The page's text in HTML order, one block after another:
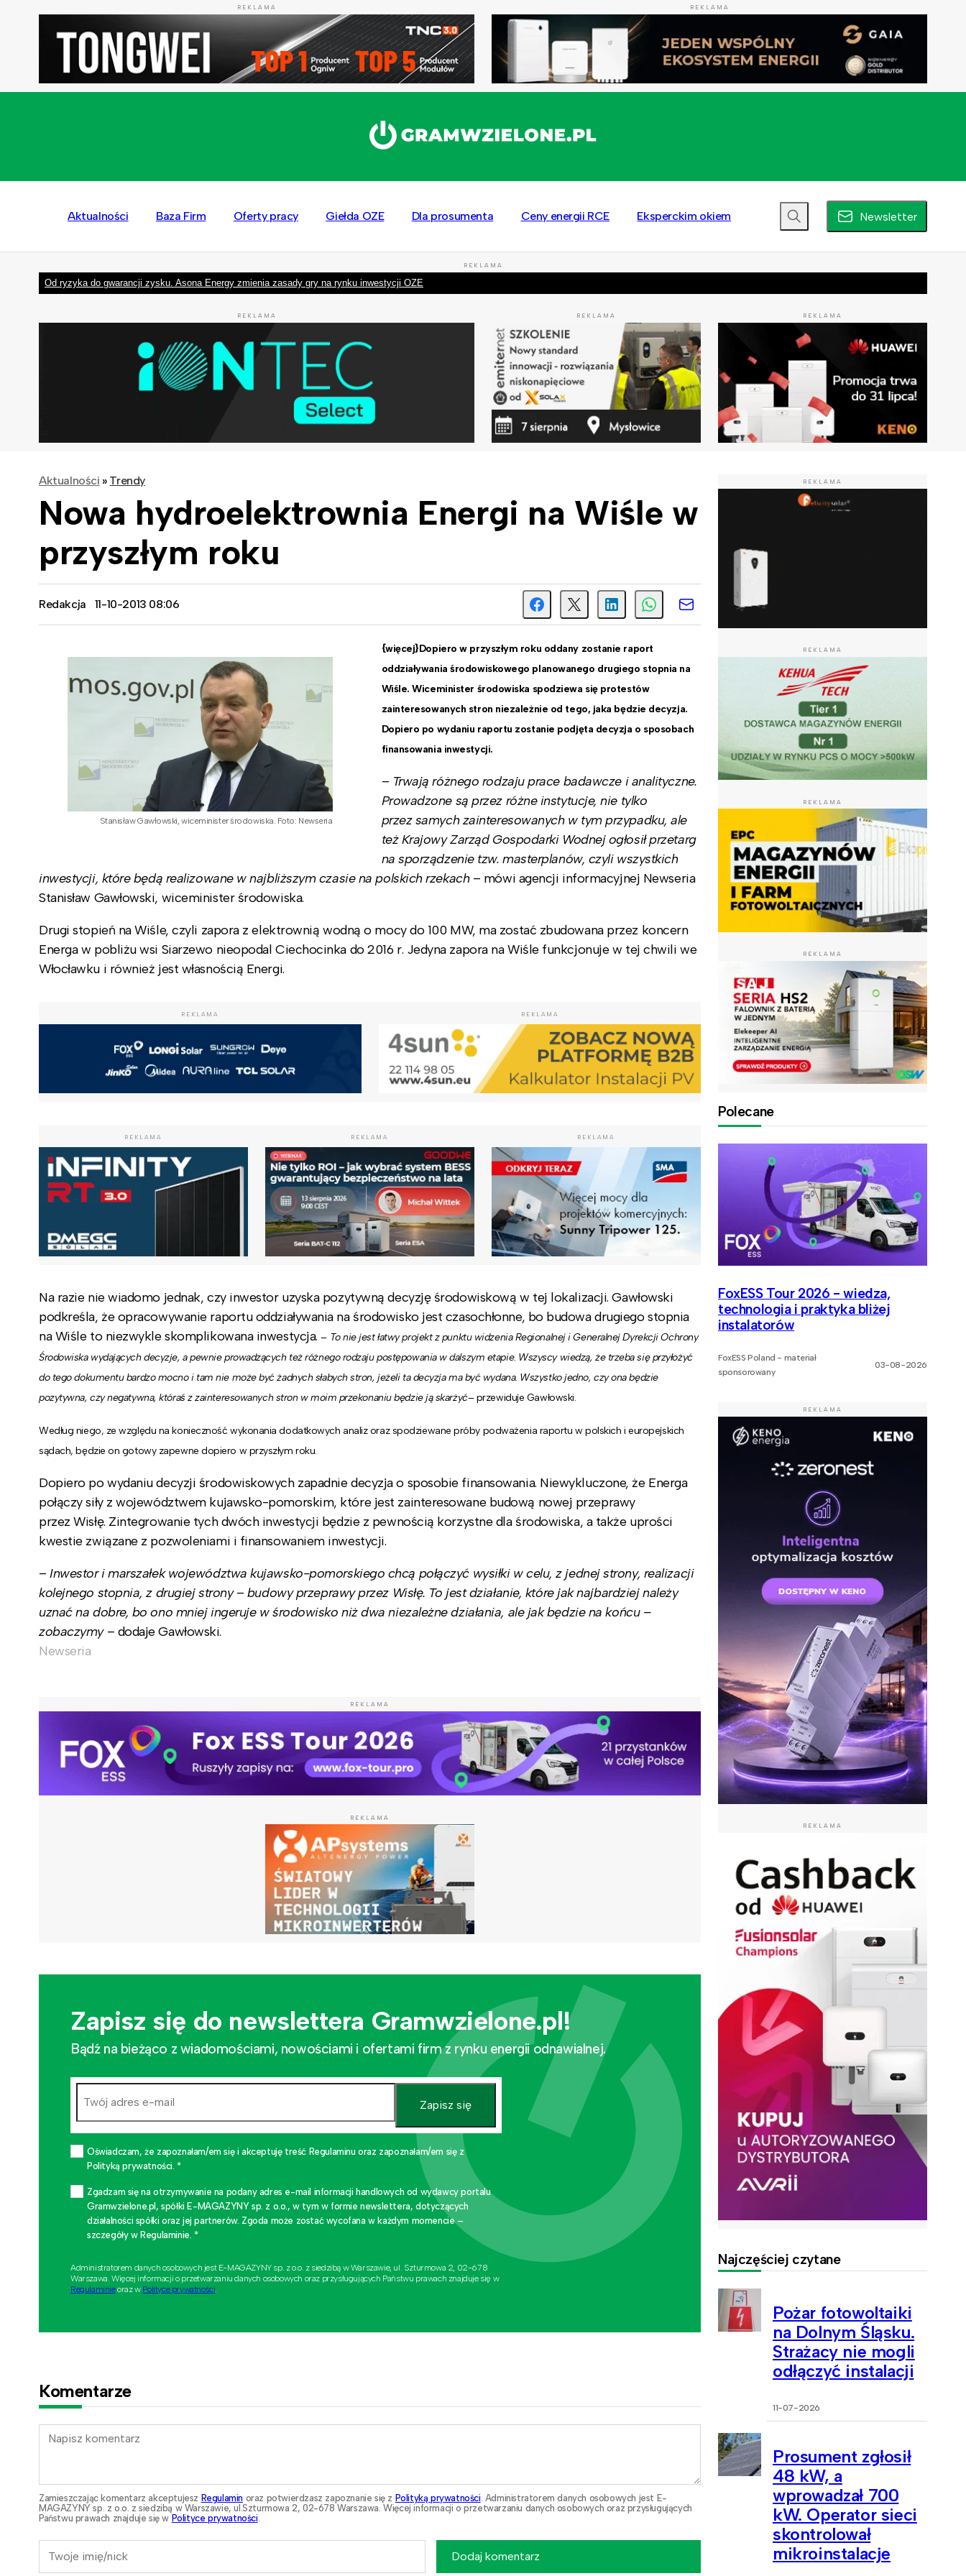
REKLAMA REKLAMA
Aktualności Baza Firm Oferty pracy Giełda OZE Dla prosumenta Ceny energii RCE Eksperckim okiem Newsletter
REKLAMA
Od ryzyka do gwarancji zysku. Asona Energy zmienia zasady gry na rynku inwestycji OZE
REKLAMA REKLAMA REKLAMA
Aktualności » Trendy
Nowa hydroelektrownia Energi na Wiśle w
przyszłym roku
Redakcja 11-10-2013 08:06
Stanisław Gawłowski, wiceminister środowiska. Foto: Newseria
{więcej}Dopiero w przyszłym roku oddany zostanie raport
oddziaływania środowiskowego planowanego drugiego stopnia na
Wiśle. Wiceminister środowiska spodziewa się protestów
zainteresowanych stron niezależnie od tego, jaka będzie decyzja.
Dopiero po wydaniu raportu zostanie podjęta decyzja o sposobach
finansowania inwestycji.
– Trwają różnego rodzaju prace badawcze i analityczne.
Prowadzone są przez różne instytucje, nie tylko
przez samych zainteresowanych w tym przypadku, ale
też Krajowy Zarząd Gospodarki Wodnej ogłosił przetarg
na sporządzenie tzw. masterplanów, czyli wszystkich
inwestycji, które będą realizowane w najbliższym czasie na polskich rzekach– mówi agencji informacyjnej Newseria
Stanisław Gawłowski, wiceminister środowiska.
Drugi stopień na Wiśle, czyli zapora z elektrownią wodną o mocy do 100 MW, ma zostać zbudowana przez koncern
Energa w pobliżu wsi Siarzewo nieopodal Ciechocinka do 2016 r. Jedyna zapora na Wiśle funkcjonuje w tej chwili we
Włocławku i również jest własnością Energi.
REKLAMA REKLAMA
REKLAMA REKLAMA REKLAMA
Na razie nie wiadomo jednak, czy inwestor uzyska pozytywną decyzję środowiskową w tej lokalizacji. Gawłowski
podkreśla, że opracowywanie raportu oddziaływania na środowisko jest czasochłonne, bo budowa drugiego stopnia
na Wiśle to niezwykle skomplikowana inwestycja.– To nie jest łatwy projekt z punktu widzenia Regionalnej i Generalnej Dyrekcji Ochrony
Środowiska wydających decyzje, a pewnie prowadzących też różnego rodzaju postępowania w dalszym etapie. Wszyscy wiedzą, że trzeba się przyłożyć
do tego dokumentu bardzo mocno i tam nie może być żadnych słabych stron, jeżeli ta decyzja ma być wydana. Wszystko jedno, czy ona będzie
pozytywna, czy negatywna, któraś z zainteresowanych stron w moim przekonaniu będzie ją skarżyć– przewiduje Gawłowski.
Według niego, ze względu na konieczność wykonania dodatkowych analiz oraz spodziewane próby podważenia raportu w polskich i europejskich
sądach, będzie on gotowy zapewne dopiero w przyszłym roku.
Dopiero po wydaniu decyzji środowiskowych zapadnie decyzja o sposobie finansowania. Niewykluczone, że Energa
połączy siły z województwem kujawsko-pomorskim, które jest zainteresowane budową nowej przeprawy
przez Wisłę. Zintegrowanie tych dwóch inwestycji będzie z pewnością korzystne dla środowiska, a także uprości
kwestie związane z pozwoleniami i finansowaniem inwestycji.
– Inwestor i marszałek województwa kujawsko-pomorskiego chcą połączyć wysiłki w celu, z jednej strony, realizacji
kolejnego stopnia, z drugiej strony– budowy przeprawy przez Wisłę. To jest działanie, które jak najbardziej należy
uznać na dobre, bo ono mniej ingeruje w środowisko niż dwa niezależne działania, ale jak będzie na końcu –
zobaczymy– dodaje Gawłowski.
Newseria
REKLAMA
REKLAMA
Zapisz się do newslettera Gramwzielone.pl!
Bądź na bieżąco z wiadomościami, nowościami i ofertami firm z rynku energii odnawialnej.
Zapisz się
Oświadczam, że zapoznałam/em się i akceptuję treść Regulaminu oraz zapoznałam/em się z
Polityką prywatności. *
Zgadzam się na otrzymywanie na podany adres e-mail informacji handlowych od wydawcy portalu
Gramwzielone.pl, spółki E-MAGAZYNY sp. z o.o., w tym w formie newslettera, dotyczących
działalności spółki oraz jej partnerów. Zgoda może zostać wycofana w każdym momencie –
szczegóły w Regulaminie. *
Administratorem danych osobowych jest E-MAGAZYNY sp. z o.o. z siedzibą w Warszawie, ul. Szturmowa 2, 02-678
Warszawa. Więcej informacji o przetwarzaniu danych osobowych oraz przysługujących Państwu prawach znajduje się w
Regulaminieoraz w Polityce prywatności
Komentarze
Zamieszczając komentarz akceptujesz Regulamin oraz potwierdzasz zapoznanie się z Polityką prywatności . Administratorem danych osobowych jest E-
MAGAZYNY sp. z o.o. z siedzibą w Warszawie, ul.Szturmowa 2, 02-678 Warszawa. Więcej informacji o przetwarzaniu danych osobowych oraz przysługujących
Państwu prawach znajduje się w Polityce prywatności
Dodaj komentarz
REKLAMA
REKLAMA
REKLAMA
REKLAMA
Polecane
FoxESS Tour 2026 - wiedza,
technologia i praktyka bliżej
instalatorów
FoxESS Poland - materiał
sponsorowany
03-08-2026
REKLAMA
REKLAMA
Najczęściej czytane
Pożar fotowoltaiki
na Dolnym Śląsku.
Strażacy nie mogli
odłączyć instalacji
11-07-2026
Prosument zgłosił
48 kW, a
wprowadzał 700
kW. Operator sieci
skontrolował
mikroinstalacje